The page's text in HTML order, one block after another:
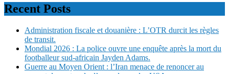
Recent Posts
Administration fiscale et douanière : L’OTR durcit les règles
de transit.
Mondial 2026 : La police ouvre une enquête après la mort du
footballeur sud-africain Jayden Adams.
Guerre au Moyen Orient : l’Iran menace de renoncer au